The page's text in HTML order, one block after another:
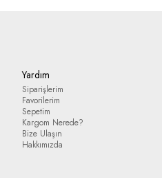
Yardım
Siparişlerim
Favorilerim
Sepetim
Kargom Nerede?
Bize Ulaşın
Hakkımızda